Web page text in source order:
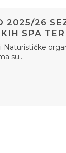
2025/26
SPA
Naturističke
su…